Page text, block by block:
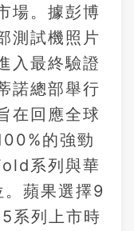
場。據彭博
測試機照片
入最終驗證
諾總部舉行
在回應全球
的強勁
系列與華
蘋果選擇9
系列上市時